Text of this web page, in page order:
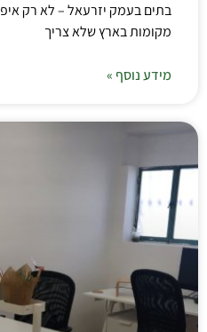
בתים בעמק יזרעאל – לא רק
מקומות בארץ שלא צריך
מידע נוסף »